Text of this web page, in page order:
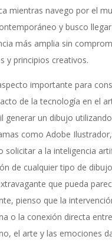
mientras navego por el
y busco
más amplia sin
y principios creativos.
importante para
de la tecnología en el
generar un dibujo utilizando
como Adobe
solicitar a la inteligencia
de cualquier tipo de
que pueda
pienso que la
o la conexión directa
el arte y las emociones